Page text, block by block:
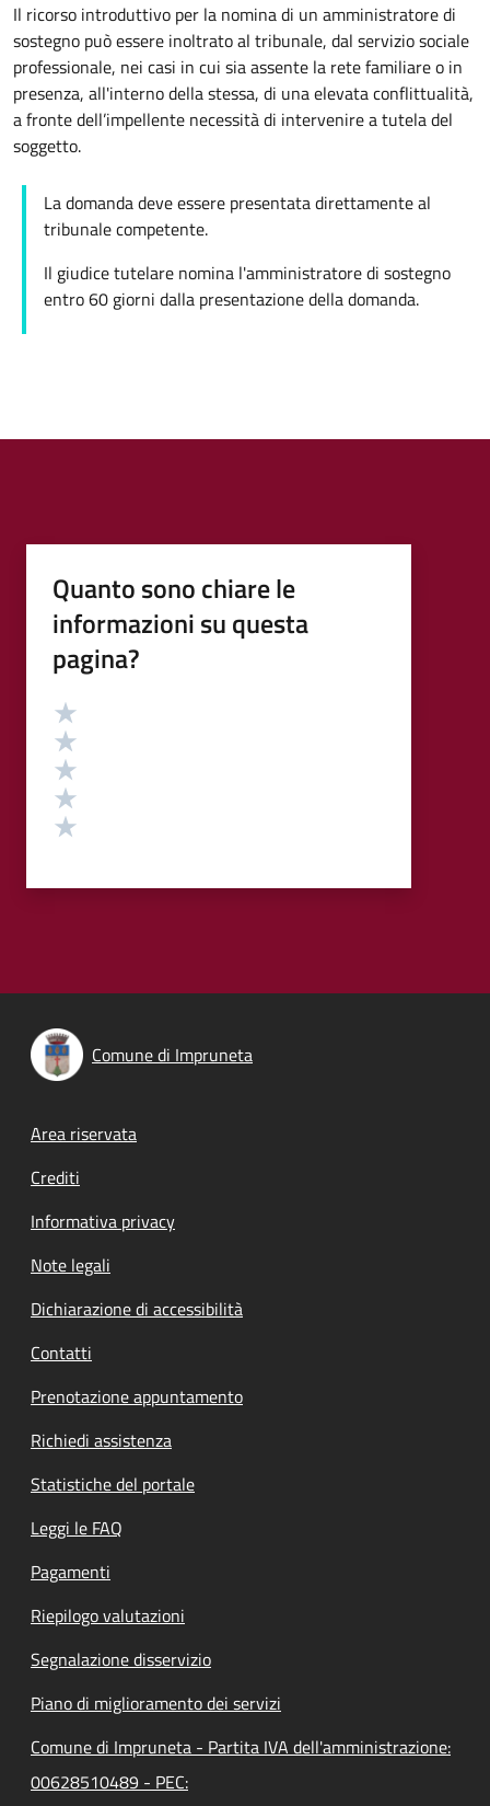
Il ricorso introduttivo per la nomina di un amministratore di
sostegno può essere inoltrato al tribunale, dal servizio sociale
professionale, nei casi in cui sia assente la rete familiare o in
presenza, all'interno della stessa, di una elevata conflittualità,
a fronte dell’impellente necessità di intervenire a tutela del
soggetto.
La domanda deve essere presentata direttamente al
tribunale competente.
Il giudice tutelare nomina l'amministratore di sostegno
entro 60 giorni dalla presentazione della domanda.
Quanto sono chiare le
informazioni su questa
pagina?
Valutazione
Comune di Impruneta
Footer menu
Area riservata
Crediti
Informativa privacy
Note legali
Dichiarazione di accessibilità
Contatti
Prenotazione appuntamento
Richiedi assistenza
Statistiche del portale
Leggi le FAQ
Pagamenti
Riepilogo valutazioni
Segnalazione disservizio
Piano di miglioramento dei servizi
Comune di Impruneta - Partita IVA dell'amministrazione:
00628510489 - PEC: